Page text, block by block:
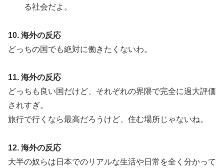
る社会だよ。
10. 海外の反応
どっちの国でも絶対に働きたくないわ。
11. 海外の反応
どっちも良い国だけど、それぞれの界隈で完全に過大評価
されすぎ。
旅行で行くなら最高だろうけど、住む場所じゃないね。
12. 海外の反応
大半の奴らは日本でのリアルな生活や日常を全く分かって